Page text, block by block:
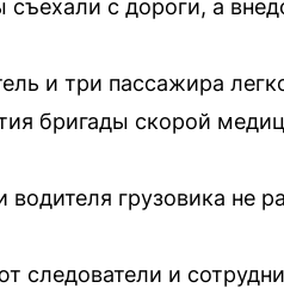
с дороги, а
и три пассажира
бригады скорой
грузовика не
следователи и